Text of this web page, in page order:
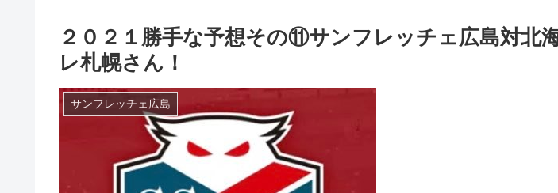
２０２１勝手な予想その⑪サンフレッチェ広島対北
レ札幌さん！
サンフレッチェ広島